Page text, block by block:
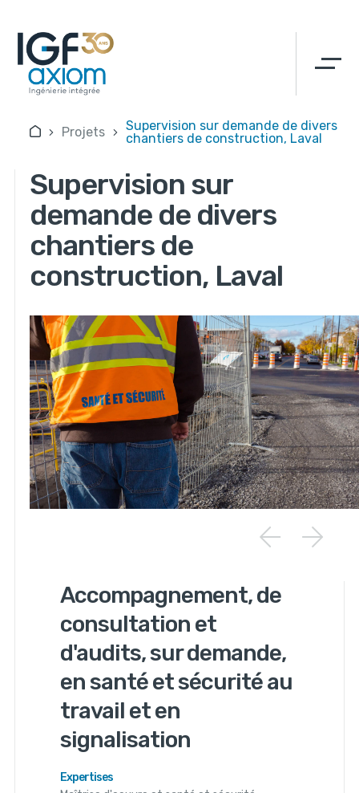
Projets
Supervision sur demande de divers
chantiers de construction, Laval
Supervision sur
demande de divers
chantiers de
construction, Laval
Accompagnement, de
consultation et
d'audits, sur demande,
en santé et sécurité au
travail et en
signalisation
Expertises